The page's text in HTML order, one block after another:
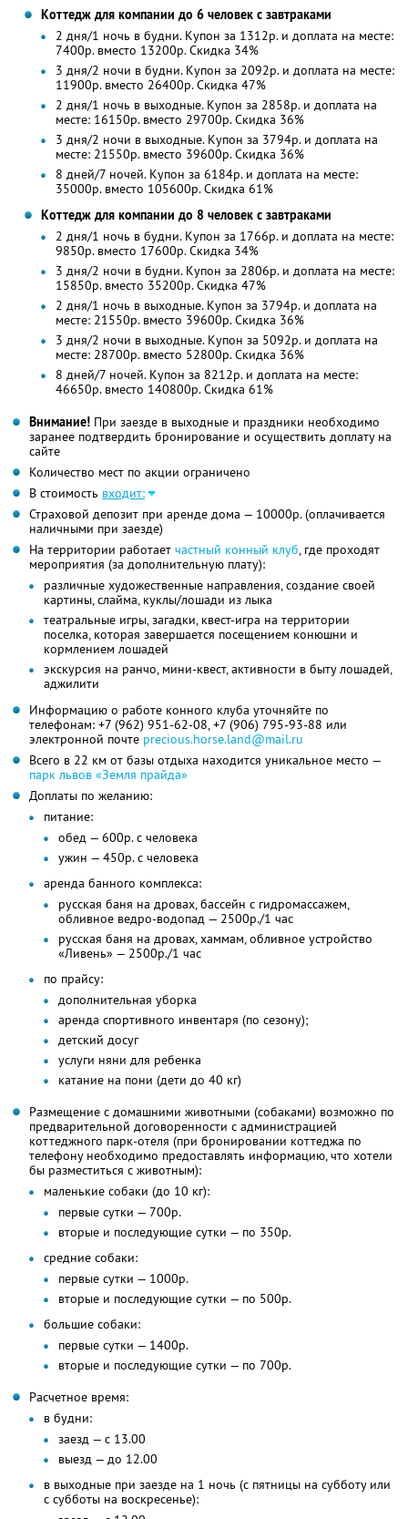
Коттедж для компании до 6 человек с завтраками
2 дня/1 ночь в будни. Купон за 1312р. и доплата на месте:
7400р. вместо 13200р. Скидка 34%
3 дня/2 ночи в будни. Купон за 2092р. и доплата на месте:
11900р. вместо 26400р. Скидка 47%
2 дня/1 ночь в выходные. Купон за 2858р. и доплата на
месте: 16150р. вместо 29700р. Скидка 36%
3 дня/2 ночи в выходные. Купон за 3794р. и доплата на
месте: 21550р. вместо 39600р. Скидка 36%
8 дней/7 ночей. Купон за 6184р. и доплата на месте:
35000р. вместо 105600р. Скидка 61%
Коттедж для компании до 8 человек с завтраками
2 дня/1 ночь в будни. Купон за 1766р. и доплата на месте:
9850р. вместо 17600р. Скидка 34%
3 дня/2 ночи в будни. Купон за 2806р. и доплата на месте:
15850р. вместо 35200р. Скидка 47%
2 дня/1 ночь в выходные. Купон за 3794р. и доплата на
месте: 21550р. вместо 39600р. Скидка 36%
3 дня/2 ночи в выходные. Купон за 5092р. и доплата на
месте: 28700р. вместо 52800р. Скидка 36%
8 дней/7 ночей. Купон за 8212р. и доплата на месте:
46650р. вместо 140800р. Скидка 61%
Внимание! При заезде в выходные и праздники необходимо
заранее подтвердить бронирование и осуществить доплату на
сайте
Количество мест по акции ограничено
В стоимость входит:
Страховой депозит при аренде дома — 10000р. (оплачивается
наличными при заезде)
На территории работает частный конный клуб, где проходят
мероприятия (за дополнительную плату):
различные художественные направления, создание своей
картины, слайма, куклы/лошади из лыка
театральные игры, загадки, квест-игра на территории
поселка, которая завершается посещением конюшни и
кормлением лошадей
экскурсия на ранчо, мини-квест, активности в быту лошадей,
аджилити
Информацию о работе конного клуба уточняйте по
телефонам: +7 (962) 951-62-08, +7 (906) 795-93-88 или
электронной почте precious.horse.land@mail.ru
Всего в 22 км от базы отдыха находится уникальное место —
парк львов «Земля прайда»
Доплаты по желанию:
питание:
обед — 600р. с человека
ужин — 450р. с человека
аренда банного комплекса:
русская баня на дровах, бассейн с гидромассажем,
обливное ведро-водопад — 2500р./1 час
русская баня на дровах, хаммам, обливное устройство
«Ливень» — 2500р./1 час
по прайсу:
дополнительная уборка
аренда спортивного инвентаря (по сезону);
детский досуг
услуги няни для ребенка
катание на пони (дети до 40 кг)
Размещение с домашними животными (собаками) возможно по
предварительной договоренности с администрацией
коттеджного парк-отеля (при бронировании коттеджа по
телефону необходимо предоставлять информацию, что хотели
бы разместиться с животным):
маленькие собаки (до 10 кг):
первые сутки — 700р.
вторые и последующие сутки — по 350р.
средние собаки:
первые сутки — 1000р.
вторые и последующие сутки — по 500р.
большие собаки:
первые сутки — 1400р.
вторые и последующие сутки — по 700р.
Расчетное время:
в будни:
заезд — с 13.00
выезд — до 12.00
в выходные при заезде на 1 ночь (с пятницы на субботу или
с субботы на воскресенье):